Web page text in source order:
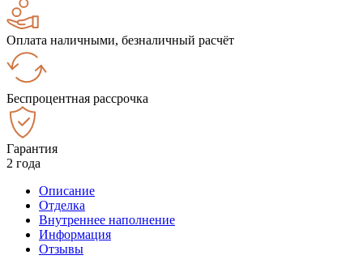
Оплата наличными, безналичный расчёт
Беспроцентная рассрочка
Гарантия
2 года
Описание
Отделка
Внутреннее наполнение
Информация
Отзывы